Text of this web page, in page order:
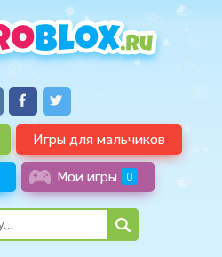
Игры для мальчиков
Мои игры 0